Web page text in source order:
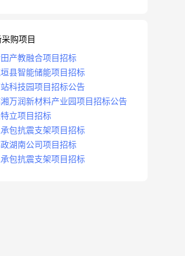
购项目
产教融合项目招标
县智能储能项目招标
科技园项目招标公告
万润新材料产业园项目招标公告
立项目招标
包抗震支架项目招标
湖南公司项目招标
包抗震支架项目招标